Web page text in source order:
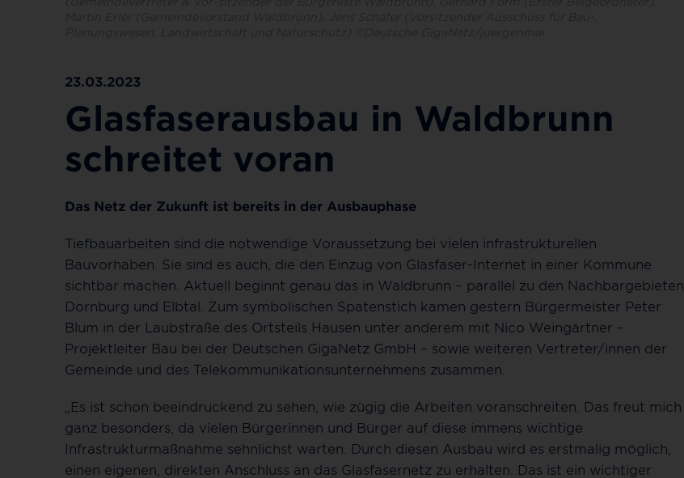
23.03.2023
Glasfaserausbau in Waldbrunn
schreitet voran
Das Netz der Zukunft ist bereits in der Ausbauphase
Tiefbauarbeiten sind die notwendige Voraussetzung bei vielen infrastrukturellen
Bauvorhaben. Sie sind es auch, die den Einzug von Glasfaser-Internet in einer Kommune
sichtbar machen. Aktuell beginnt genau das in Waldbrunn – parallel zu den Nachbargebieten
Dornburg und Elbtal. Zum symbolischen Spatenstich kamen gestern Bürgermeister Peter
Blum in der Laubstraße des Ortsteils Hausen unter anderem mit Nico Weingärtner –
Projektleiter Bau bei der Deutschen GigaNetz GmbH – sowie weiteren Vertreter/innen der
Gemeinde und des Telekommunikationsunternehmens zusammen.
„Es ist schon beeindruckend zu sehen, wie zügig die Arbeiten voranschreiten. Das freut mich
ganz besonders, da vielen Bürgerinnen und Bürger auf diese immens wichtige
Infrastrukturmaßnahme sehnlichst warten. Durch diesen Ausbau wird es erstmalig möglich,
einen eigenen, direkten Anschluss an das Glasfasernetz zu erhalten. Das ist ein wichtiger